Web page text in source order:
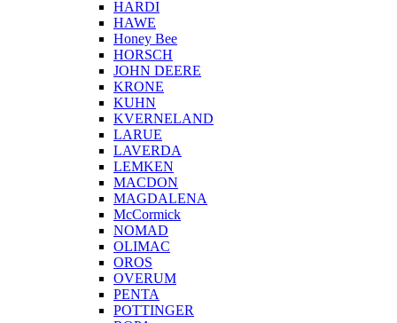
HARDI
HAWE
Honey Bee
HORSCH
JOHN DEERE
KRONE
KUHN
KVERNELAND
LARUE
LAVERDA
LEMKEN
MACDON
MAGDALENA
McCormick
NOMAD
OLIMAC
OROS
OVERUM
PENTA
POTTINGER